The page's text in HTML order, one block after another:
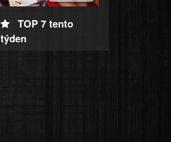
TOP 7 tento
týden